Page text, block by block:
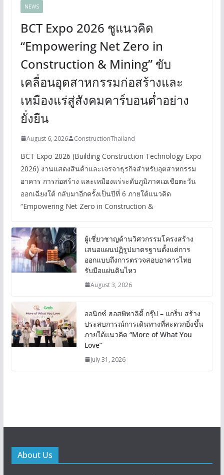
NEWS
BCT Expo 2026 ชูแนวคิด
“Empowering Net Zero in
Construction & Mining” ขับ
เคลื่อนอุตสาหกรรมก่อสร้างและ
เหมืองแร่สู่สังคมคาร์บอนต่ำอย่าง
ยั่งยืน
August 6, 2026 ConstructionThailand
BCT Expo 2026 (Building Construction Technology Expo
2026) งานแสดงสินค้าและเจรจาธุรกิจสำหรับอุตสาหกรรม
อาคาร การก่อสร้าง และเหมืองแร่ระดับภูมิภาคเอเชียตะวัน
ออกเฉียงใต้ กลับมาอีกครั้งเป็นปีที่ 6 ภายใต้แนวคิด
“Empowering Net Zero in Construction &
ผู้เชี่ยวชาญด้านวิศวกรรมโครงสร้าง
เสนอแผนปฏิรูปมาตรฐานตั้งแต่การ
ออกแบบถึงการตรวจสอบอาคารไทย
รับมือแผ่นดินไหว
August 3, 2026
ออนิกซ์ ฮอสพิทาลิตี้ กรุ๊ป – แกร็บ สร้าง
ประสบการณ์การเดินทางที่สะดวกยิ่งขึ้น
ภายใต้แนวคิด “More of What You
Love”
July 31, 2026
About Us